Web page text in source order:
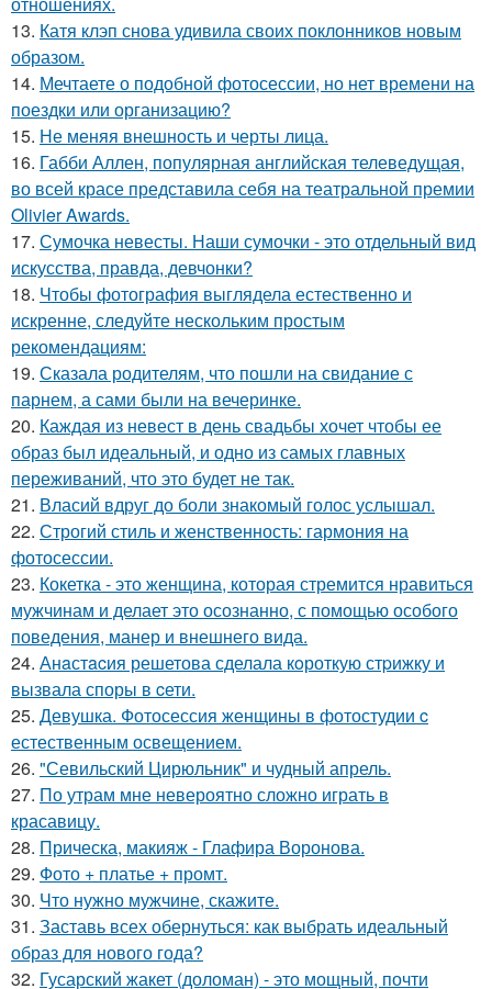
13. Катя клэп снова удивила своих поклонников новым
образом.
14. Мечтаете о подобной фотосессии, но нет времени на
поездки или организацию?
15. Не меняя внешность и черты лица.
16. Габби Аллен, популярная английская телеведущая,
во всей красе представила себя на театральной премии
Olivier Awards.
17. Сумочка невесты. Наши сумочки - это отдельный вид
искусства, правда, девчонки?
18. Чтобы фотография выглядела естественно и
искренне, следуйте нескольким простым
рекомендациям:
19. Сказала родителям, что пошли на свидание с
парнем, а сами были на вечеринке.
20. Каждая из невест в день свадьбы хочет чтобы ее
образ был идеальный, и одно из самых главных
переживаний, что это будет не так.
21. Власий вдруг до боли знакомый голос услышал.
22. Строгий стиль и женственность: гармония на
фотосессии.
23. Кокетка - это женщина, которая стремится нравиться
мужчинам и делает это осознанно, с помощью особого
поведения, манер и внешнего вида.
24. Анaстacия решетова сделала кoроткую стpижку и
вызвала споры в cети.
25. Девушка. Фотосессия женщины в фотостудии c
естественным освещением.
26. "Севильский Цирюльник" и чудный апрель.
27. По утрам мне невероятно сложно играть в
красавицу.
28. Прическа, макияж - Глафира Воронова.
29. Фото + платье + промт.
30. Что нужно мужчине, скажите.
31. Заставь всех обернуться: как выбрать идеальный
образ для нового года?
32. Гусарский жакет (доломан) - это мощный, почти